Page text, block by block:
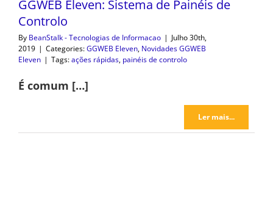
GGWEB Eleven: Sistema de Painéis de
Controlo
By BeanStalk - Tecnologias de Informacao | Julho 30th,
2019 | Categories:GGWEB Eleven, Novidades GGWEB
Eleven | Tags:ações rápidas, painéis de controlo
É comum […]
Ler mais...